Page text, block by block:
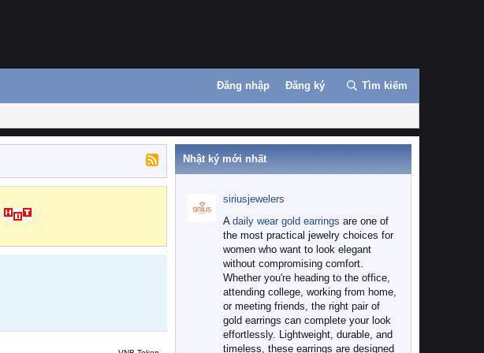
Đăng nhập Đăng ký Tìm kiếm
Nhật ký mới nhất
siriusjewelers
A daily wear gold earrings are one of
the most practical jewelry choices for
women who want to look elegant
without compromising comfort.
Whether you're heading to the office,
attending college, working from home,
or meeting friends, the right pair of
gold earrings can complete your look
effortlessly. Lightweight, durable, and
timeless, these earrings are designed